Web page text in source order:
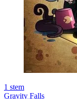
1 stem
Gravity Falls